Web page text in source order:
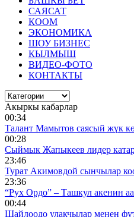
САЯСАТ
КООМ
ЭКОНОМИКА
ШОУ БИЗНЕС
КЫЛМЫШ
ВИДЕО-ФОТО
КОНТАКТЫ
Акыркы кабарлар
00:34
Талант Мамытов саясый жүк
00:28
Сыймык Жапыкеев лидер
23:46
Турат Акимовдой сынчылар
23:36
“Рух Ордо” – Ташкул акенин
00:44
Шайлоодо улакчылар менен